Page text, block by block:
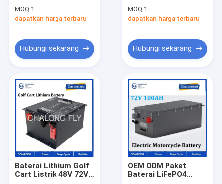
Kendaraan Tanpa
Awak
MOQ:1
dapatkan harga terbaru
Hubungi sekarang
3000+ dan Tegangan
yang Dapat
Pesiar
MOQ:1
dapatkan harga terbaru
Hubungi sekarang
Baterai Lithium Golf
Cart Listrik 48V 72V
OEM ODM Paket
Baterai LiFePO4